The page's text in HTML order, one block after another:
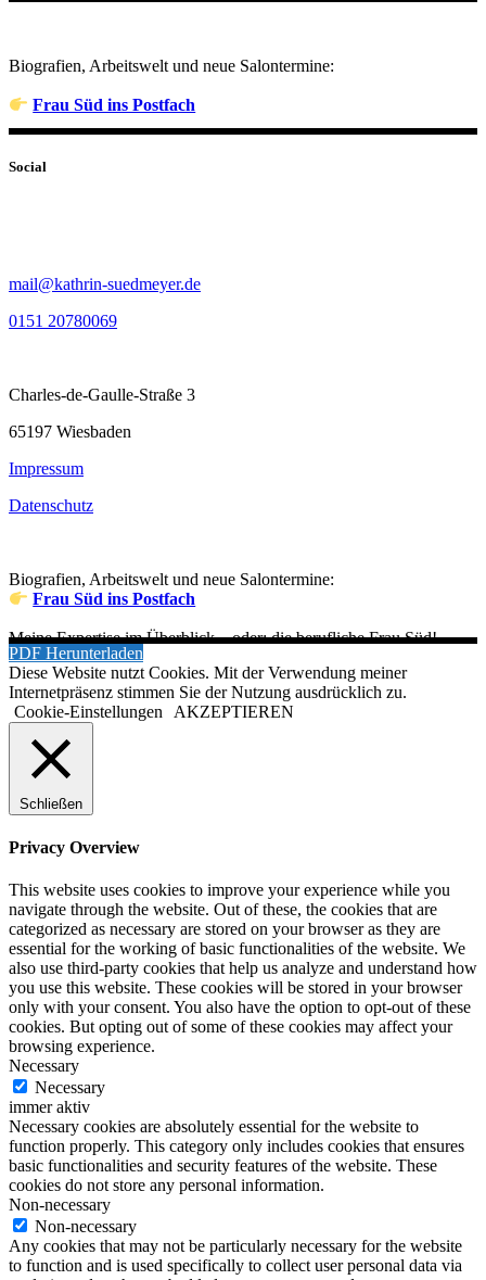
Biografien, Arbeitswelt und neue Salontermine:
Frau Süd ins Postfach
Social
mail@kathrin-suedmeyer.de
0151 20780069
Charles-de-Gaulle-Straße 3
65197 Wiesbaden
Impressum
Datenschutz
Biografien, Arbeitswelt und neue Salontermine:
Frau Süd ins Postfach
Meine Expertise im Überblick – oder: die berufliche Frau Süd!
PDF Herunterladen
Diese Website nutzt Cookies. Mit der Verwendung meiner
Internetpräsenz stimmen Sie der Nutzung ausdrücklich zu.
Cookie-Einstellungen
AKZEPTIEREN
Schließen
Privacy Overview
This website uses cookies to improve your experience while you
navigate through the website. Out of these, the cookies that are
categorized as necessary are stored on your browser as they are
essential for the working of basic functionalities of the website. We
also use third-party cookies that help us analyze and understand how
you use this website. These cookies will be stored in your browser
only with your consent. You also have the option to opt-out of these
cookies. But opting out of some of these cookies may affect your
browsing experience.
Necessary
Necessary
immer aktiv
Necessary cookies are absolutely essential for the website to
function properly. This category only includes cookies that ensures
basic functionalities and security features of the website. These
cookies do not store any personal information.
Non-necessary
Non-necessary
Any cookies that may not be particularly necessary for the website
to function and is used specifically to collect user personal data via